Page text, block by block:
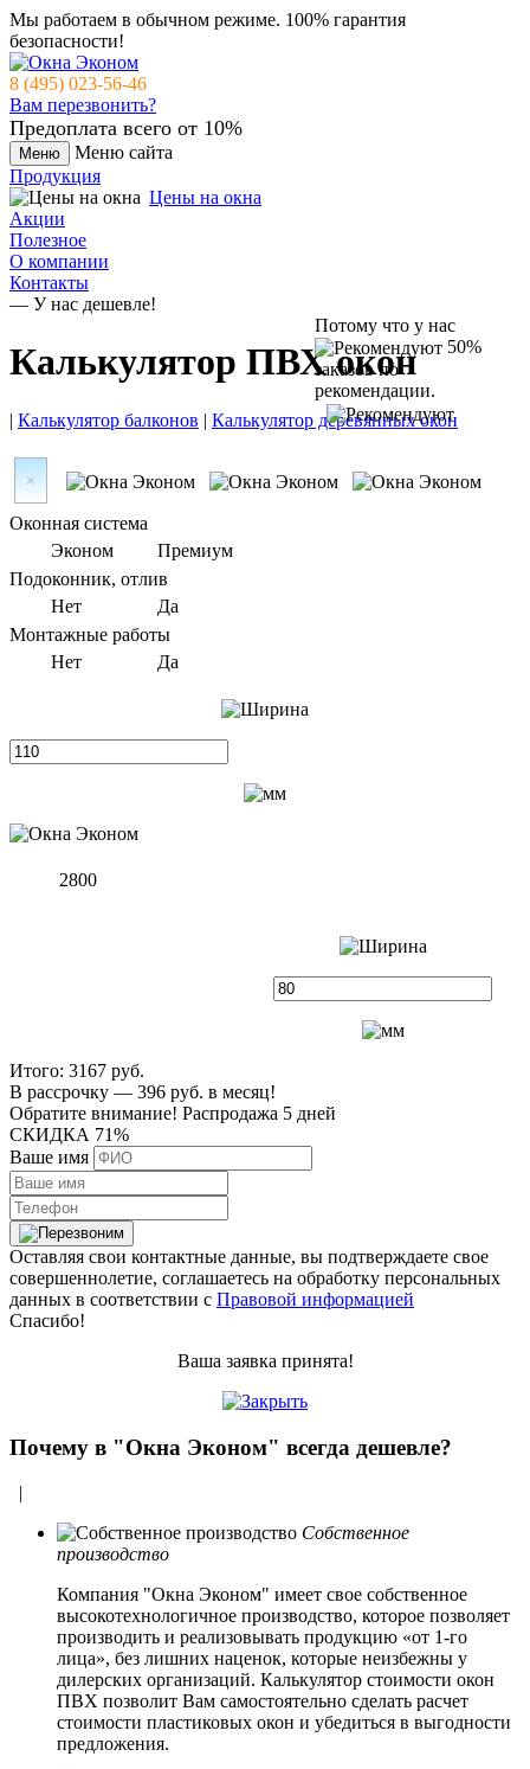
Мы работаем в обычном режиме. 100% гарантия
безопасности!
8 (495) 023-56-46
Вам перезвонить?
Предоплата всего от 10%
Меню
Меню сайта
Продукция
Цены на окна
Акции
Полезное
О компании
Контакты
— У нас дешевле!
Потому что у нас
50%
заказов по
рекомендации.
Калькулятор ПВХ окон
| Калькулятор балконов | Калькулятор деревянных окон
Оконная система
Эконом
Премиум
Подоконник, отлив
Нет
Да
Монтажные работы
Нет
Да
2800
Итого: 3167 руб.
В рассрочку — 396 руб. в месяц!
Обратите внимание! Распродажа 5 дней
СКИДКА 71%
Ваше имя
Оставляя свои контактные данные, вы подтверждаете свое
совершеннолетие, соглашаетесь на обработку персональных
данных в соответствии с Правовой информацией
Спасибо!
Ваша заявка принята!
Почему в "Окна Эконом" всегда дешевле?
|
Собственное
производство
Компания "Окна Эконом" имеет свое собственное
высокотехнологичное производство, которое позволяет
производить и реализовывать продукцию «от 1-го
лица», без лишних наценок, которые неизбежны у
дилерских организаций. Калькулятор стоимости окон
ПВХ позволит Вам самостоятельно сделать расчет
стоимости пластиковых окон и убедиться в выгодности
предложения.